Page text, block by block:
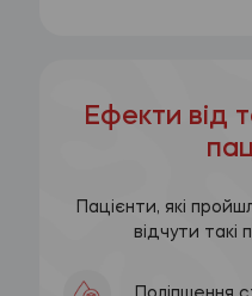
Ефекти від
Пацієнти, які
відчути такі